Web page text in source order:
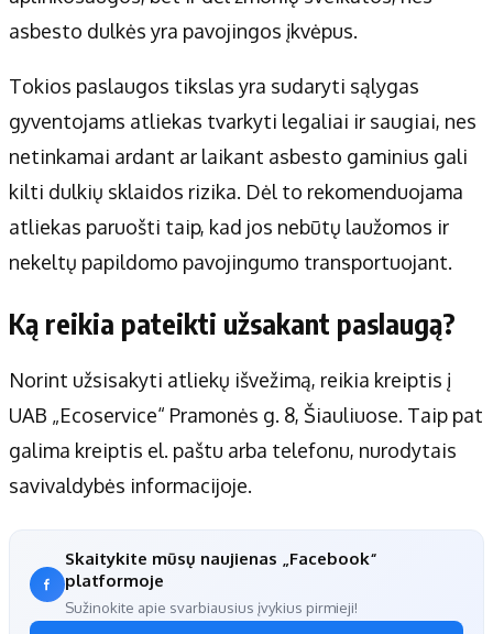
asbesto dulkės yra pavojingos įkvėpus.
Tokios paslaugos tikslas yra sudaryti sąlygas
gyventojams atliekas tvarkyti legaliai ir saugiai, nes
netinkamai ardant ar laikant asbesto gaminius gali
kilti dulkių sklaidos rizika. Dėl to rekomenduojama
atliekas paruošti taip, kad jos nebūtų laužomos ir
nekeltų papildomo pavojingumo transportuojant.
Ką reikia pateikti užsakant paslaugą?
Norint užsisakyti atliekų išvežimą, reikia kreiptis į
UAB „Ecoservice“ Pramonės g. 8, Šiauliuose. Taip pat
galima kreiptis el. paštu arba telefonu, nurodytais
savivaldybės informacijoje.
Skaitykite mūsų naujienas „Facebook“
platformoje
Sužinokite apie svarbiausius įvykius pirmieji!